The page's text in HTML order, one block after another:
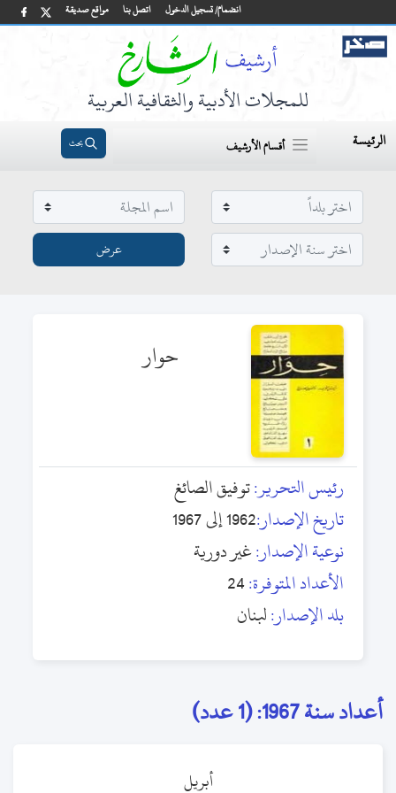
مواقع صديقة اتصل بنا انضمام/ تسجيل الدخول
للمجلات الأدبية والثقافية العربية
الرئيسة أقسام الأرشيف بحث
حوار
رئيس التحرير:توفيق الصائغ
تاريخ الإصدار:1962 إلى 1967
نوعية الإصدار:غير دورية
الأعداد المتوفرة:24
بلد الإصدار:لبنان
أعداد سنة 1967: (1 عدد)
أبريل